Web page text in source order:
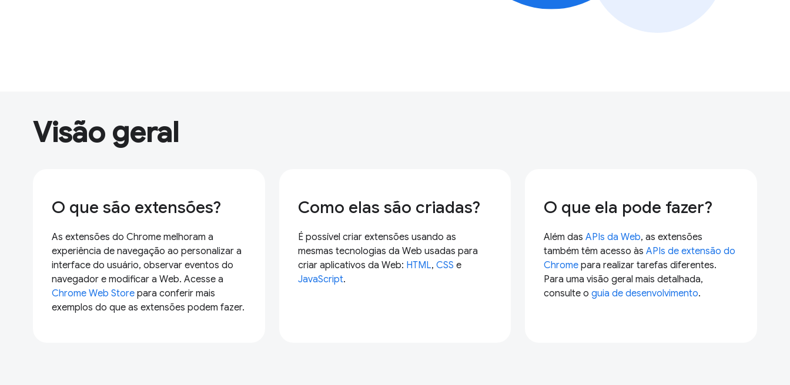
Visão geral
O que são extensões?
As extensões do Chrome melhoram a
experiência de navegação ao personalizar a
interface do usuário, observar eventos do
navegador e modificar a Web. Acesse a
Chrome Web Store para conferir mais
exemplos do que as extensões podem fazer.
Como elas são criadas?
É possível criar extensões usando as
mesmas tecnologias da Web usadas para
criar aplicativos da Web: HTML, CSS e
JavaScript.
O que ela pode fazer?
Além dasAPIs da Web, as extensões
também têm acesso àsAPIs de extensão do
Chrome para realizar tarefas diferentes.
Para uma visão geral mais detalhada,
consulte oguia de desenvolvimento.